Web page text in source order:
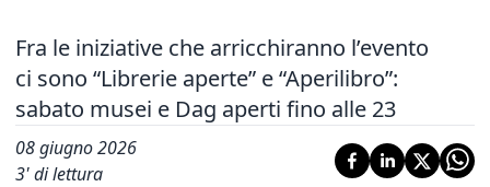
Fra le iniziative che arricchiranno l’evento
ci sono “Librerie aperte” e “Aperilibro”:
sabato musei e Dag aperti fino alle 23
08 giugno 2026
3' di lettura